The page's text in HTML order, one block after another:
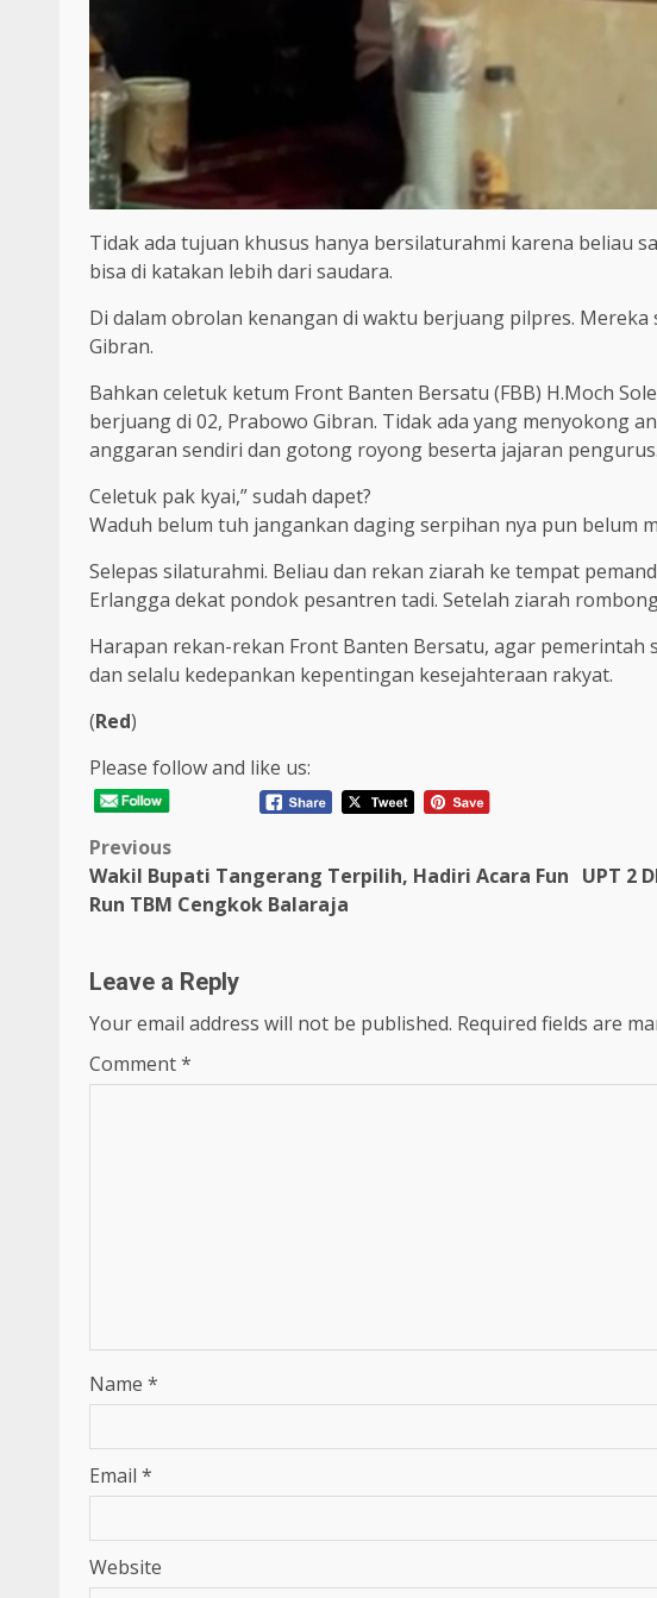
Tidak ada tujuan khusus hanya bersilaturahmi karena beliau
bisa di katakan lebih dari saudara.
Di dalam obrolan kenangan di waktu berjuang pilpres.
Gibran.
Bahkan celetuk ketum Front Banten Bersatu (FBB) H.Moch
berjuang di 02, Prabowo Gibran. Tidak ada yang menyokong
anggaran sendiri dan gotong royong beserta jajaran pengurus.
Celetuk pak kyai,” sudah dapet?
Waduh belum tuh jangankan daging serpihan nya pun belum
Selepas silaturahmi. Beliau dan rekan ziarah ke tempat
Erlangga dekat pondok pesantren tadi. Setelah ziarah
Harapan rekan-rekan Front Banten Bersatu, agar
dan selalu kedepankan kepentingan kesejahteraan rakyat.
(Red)
Please follow and like us:
Post
navigation
Previous
Wakil Bupati Tangerang Terpilih, Hadiri Acara Fun
Run TBM Cengkok Balaraja
UPT 2
Leave a Reply
Your email address will not be published. Required fields are
Comment*
Name *
Email *
Website